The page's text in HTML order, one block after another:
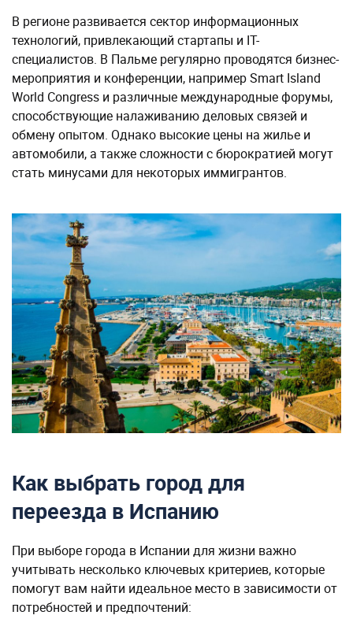
В регионе развивается сектор информационных
технологий, привлекающий стартапы и IT-
специалистов. В Пальме регулярно проводятся бизнес-
мероприятия и конференции, например Smart Island
World Congress и различные международные форумы,
способствующие налаживанию деловых связей и
обмену опытом​. Однако высокие цены на жилье и
автомобили, а также сложности с бюрократией могут
стать минусами для некоторых иммигрантов.
Как выбрать город для
переезда в Испанию
При выборе города в Испании для жизни важно
учитывать несколько ключевых критериев, которые
помогут вам найти идеальное место в зависимости от
потребностей и предпочтений: